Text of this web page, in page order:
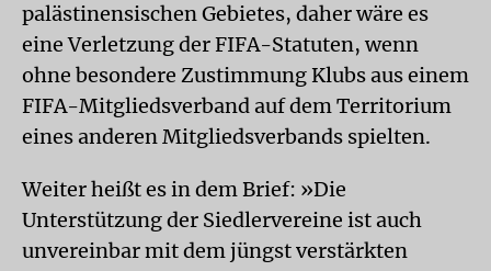
palästinensischen Gebietes, daher wäre es
eine Verletzung der FIFA-Statuten, wenn
ohne besondere Zustimmung Klubs aus einem
FIFA-Mitgliedsverband auf dem Territorium
eines anderen Mitgliedsverbands spielten.
Weiter heißt es in dem Brief: »Die
Unterstützung der Siedlervereine ist auch
unvereinbar mit dem jüngst verstärkten